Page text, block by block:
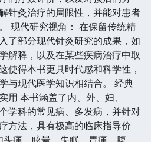
针灸治疗的局限性，并能对患者
现代研究视角： 在保留传统精
了部分现代针灸研究的成果，如
解释，以及在某些疾病治疗中取
使得本书更具时代感和科学性，
与现代医学知识相结合。 经典
用 本书涵盖了内、外、妇、
学科的常见病、多发病，并针对
方法，具有极高的临床指导价